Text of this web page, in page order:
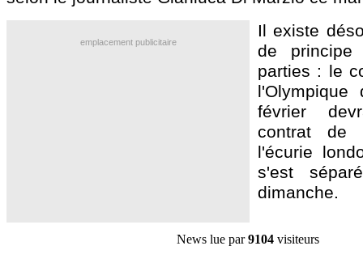
emplacement publicitaire
Il existe
de
parties : le
février
contrat de
l'écurie
s'est
dimanche.
News lue par9104 visiteurs